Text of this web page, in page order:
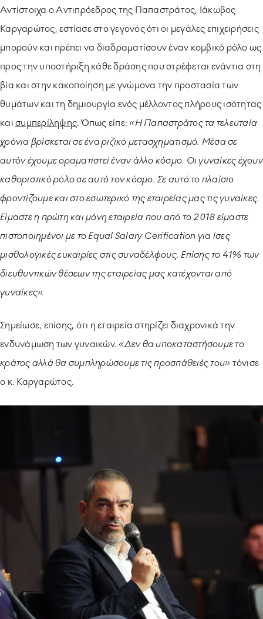
Αντίστοιχα ο Αντιπρόεδρος της Παπαστράτος, Ιάκωβος
Καργαρώτος, εστίασε στο γεγονός ότι οι μεγάλες επιχειρήσεις
μπορούν και πρέπει να διαδραματίσουν έναν κομβικό ρόλο ως
προς την υποστήριξη κάθε δράσης που στρέφεται ενάντια στη
βία και στην κακοποίηση με γνώμονα την προστασία των
θυμάτων και τη δημιουργία ενός μέλλοντος πλήρους ισότητας
και συμπερίληψης. Όπως είπε: «Η Παπαστράτος τα τελευταία
χρόνια βρίσκεται σε ένα ριζικό μετασχηματισμό. Μέσα σε
αυτόν έχουμε οραματιστεί έναν άλλο κόσμο. Οι γυναίκες έχουν
καθοριστικό ρόλο σε αυτό τον κόσμο. Σε αυτό το πλαίσιο
φροντίζουμε και στο εσωτερικό της εταιρείας μας τις γυναίκες.
Είμαστε η πρώτη και μόνη εταιρεία που από το 2018 είμαστε
πιστοποιημένοι με το Equal Salary Cerification για ίσες
μισθολογικές ευκαιρίες στις συναδέλφους. Επίσης το 41% των
διευθυντικών θέσεων της εταιρείας μας κατέχονται από
γυναίκες».
Σημείωσε, επίσης, ότι η εταιρεία στηρίζει διαχρονικά την
ενδυνάμωση των γυναικών. «Δεν θα υποκαταστήσουμε το
κράτος αλλά θα συμπληρώσουμε τις προσπάθειές του» τόνισε
ο κ. Καργαρώτος.